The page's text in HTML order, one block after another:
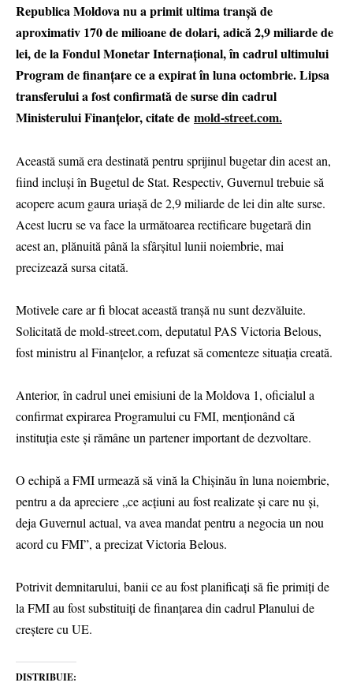
Republica Moldova nu a primit ultima tranșă de
aproximativ 170 de milioane de dolari, adică 2,9 miliarde de
lei, de la Fondul Monetar Internațional, în cadrul ultimului
Program de finanțare ce a expirat în luna octombrie. Lipsa
transferului a fost confirmată de surse din cadrul
Ministerului Finanțelor, citate de mold-street.com.
Această sumă era destinată pentru sprijinul bugetar din acest an,
fiind incluşi în Bugetul de Stat. Respectiv, Guvernul trebuie să
acopere acum gaura uriaşă de 2,9 miliarde de lei din alte surse.
Acest lucru se va face la următoarea rectificare bugetară din
acest an, plănuită până la sfârșitul lunii noiembrie, mai
precizează sursa citată.
Motivele care ar fi blocat această tranșă nu sunt dezvăluite.
Solicitată de mold-street.com, deputatul PAS Victoria Belous,
fost ministru al Finanțelor, a refuzat să comenteze situaţia creată.
Anterior, în cadrul unei emisiuni de la Moldova 1, oficialul a
confirmat expirarea Programului cu FMI, menționând că
instituţia este şi rămâne un partener important de dezvoltare.
O echipă a FMI urmează să vină la Chişinău în luna noiembrie,
pentru a da apreciere „ce acţiuni au fost realizate şi care nu şi,
deja Guvernul actual, va avea mandat pentru a negocia un nou
acord cu FMI”, a precizat Victoria Belous.
Potrivit demnitarului, banii ce au fost planificați să fie primiți de
la FMI au fost substituiți de finanțarea din cadrul Planului de
creștere cu UE.
DISTRIBUIE: